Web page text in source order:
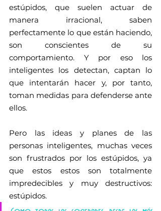
estúpidos, que suelen actuar de
manera irracional, saben
perfectamente lo que están haciendo,
son conscientes de su
comportamiento. Y por eso los
inteligentes los detectan, captan lo
que intentarán hacer y, por tanto,
toman medidas para defenderse ante
ellos.
Pero las ideas y planes de las
personas inteligentes, muchas veces
son frustrados por los estúpidos, ya
que estos estos son totalmente
impredecibles y muy destructivos:
estúpidos.